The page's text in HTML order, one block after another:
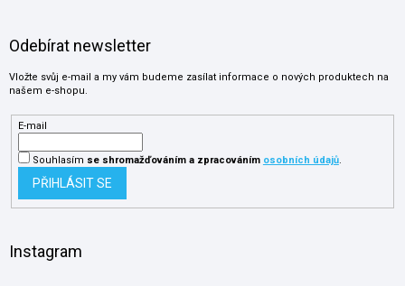
Odebírat newsletter
Vložte svůj e-mail a my vám budeme zasílat informace o nových produktech na
našem e-shopu.
E-mail
Souhlasím se shromažďováníma zpracováním osobních údajů.
PŘIHLÁSIT SE
Instagram